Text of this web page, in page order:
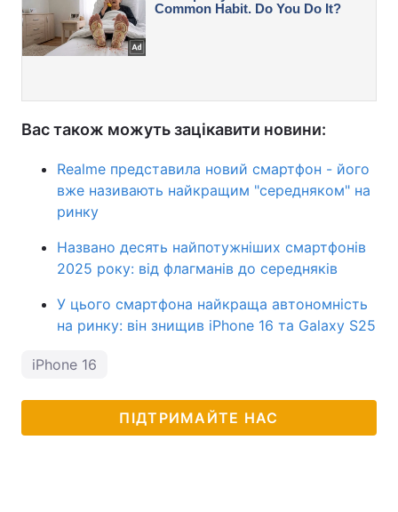
Вас також можуть зацікавити новини:
Realme представила новий смартфон - його
вже називають найкращим "середняком" на
ринку
Названо десять найпотужніших смартфонів
2025 року: від флагманів до середняків
У цього смартфона найкраща автономність
на ринку: він знищив iPhone 16 та Galaxy S25
iPhone 16
ПІДТРИМАЙТЕ НАС